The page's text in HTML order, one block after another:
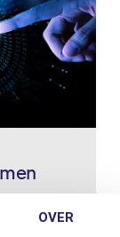
OVER
brengt